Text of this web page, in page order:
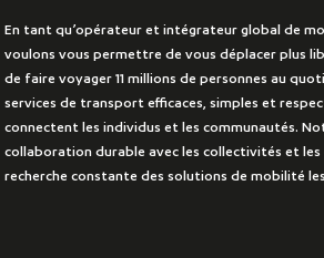
En tant qu’opérateur et intégrateur global de
voulons vous permettre de vous déplacer plus
de faire voyager 11 millions de personnes au
services de transport efficaces, simples et
connectent les individus et les communautés.
collaboration durable avec les collectivités et
recherche constante des solutions de mobilité